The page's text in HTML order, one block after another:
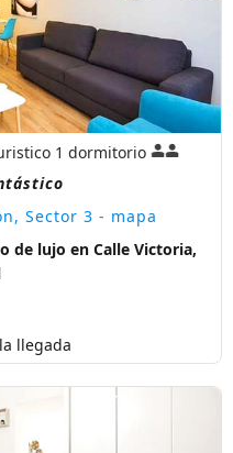
1 dormitorio
Sector 3 - mapa
de lujo en Calle Victoria,
llegada